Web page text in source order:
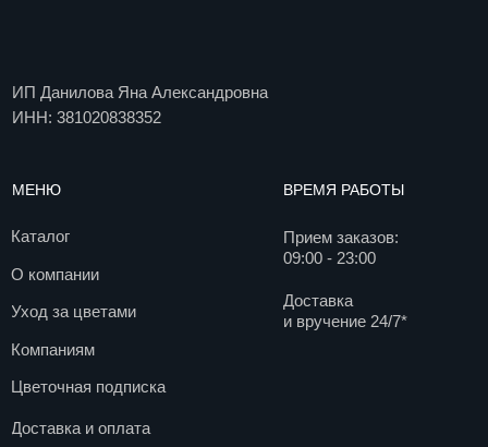
+7 495 085 18 77
Контакты
г. Москва, Мира пр-кт.,
соглашение
Согласие на получение
Согласие на обработку
Политика
конфиденциальности
Договор оферты